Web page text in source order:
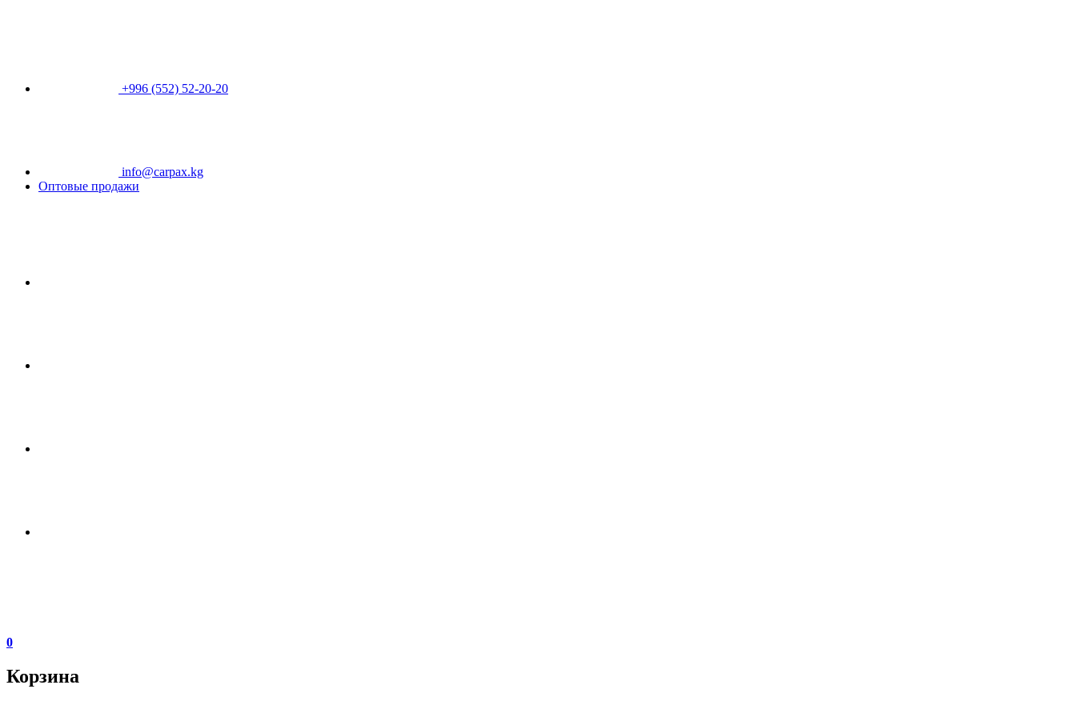
+996 (552) 52-20-20
info@carpax.kg
Оптовые продажи
0
Корзина